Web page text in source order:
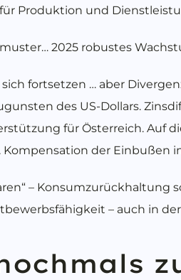
Produktion und
2025 robustes
fortsetzen … aber
des US-Dollars.
für Österreich. Auf
der Einbußen
– Konsumzurückhaltung
– auch in